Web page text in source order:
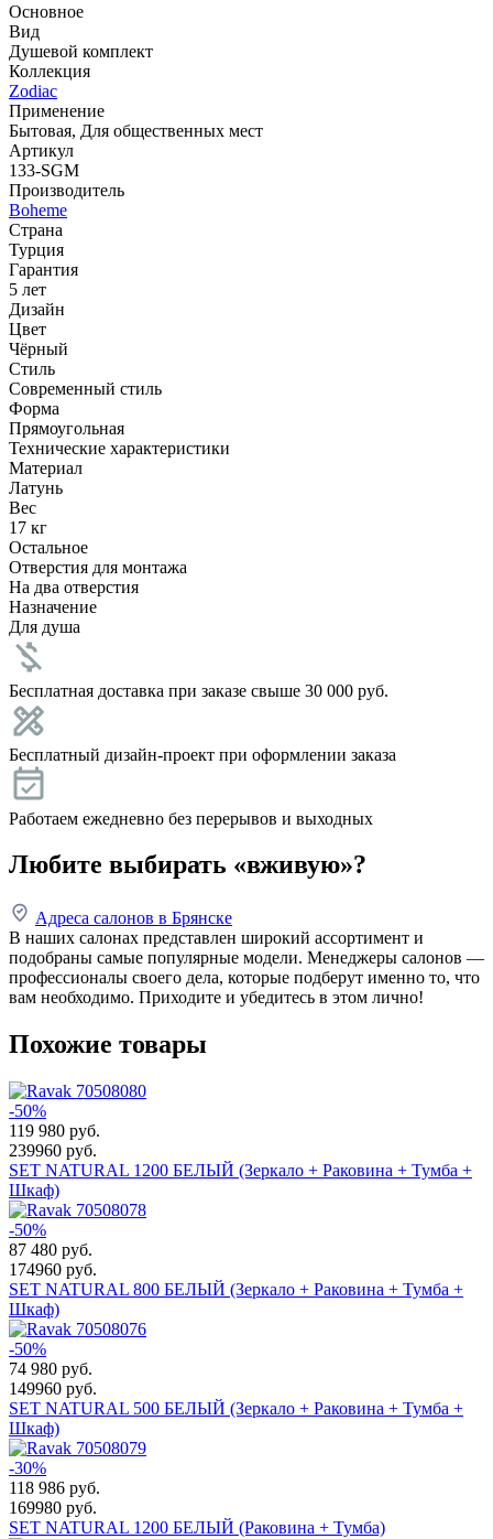
Основное
Вид
Душевой комплект
Коллекция
Zodiac
Применение
Бытовая, Для общественных мест
Артикул
133-SGM
Производитель
Boheme
Страна
Турция
Гарантия
5 лет
Дизайн
Цвет
Чёрный
Стиль
Современный стиль
Форма
Прямоугольная
Технические характеристики
Материал
Латунь
Вес
17 кг
Остальное
Отверстия для монтажа
На два отверстия
Назначение
Для душа
Бесплатная доставка при заказе свыше 30 000 руб.
Бесплатный дизайн-проект при оформлении заказа
Работаем ежедневно без перерывов и выходных
Любите выбирать «вживую»?
Адреса салонов в Брянске
В наших салонах представлен широкий ассортимент и
подобраны самые популярные модели. Менеджеры салонов —
профессионалы своего дела, которые подберут именно то, что
вам необходимо. Приходите и убедитесь в этом лично!
Похожие товары
-50%
119 980 руб.
239960 руб.
SET NATURAL 1200 БЕЛЫЙ (Зеркало + Раковина + Тумба +
Шкаф)
-50%
87 480 руб.
174960 руб.
SET NATURAL 800 БЕЛЫЙ (Зеркало + Раковина + Тумба +
Шкаф)
-50%
74 980 руб.
149960 руб.
SET NATURAL 500 БЕЛЫЙ (Зеркало + Раковина + Тумба +
Шкаф)
-30%
118 986 руб.
169980 руб.
SET NATURAL 1200 БЕЛЫЙ (Раковина + Тумба)